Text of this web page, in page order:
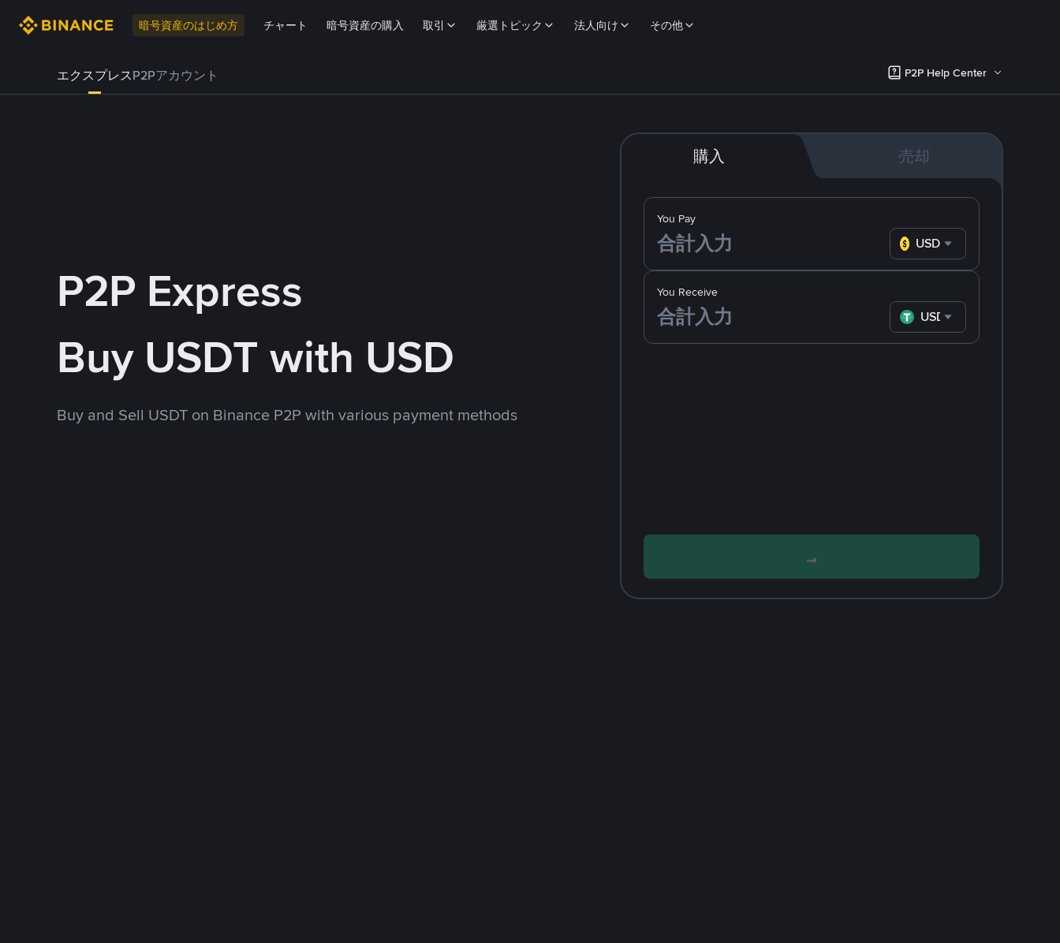
暗号資産のはじめ方 チャート 暗号資産の購入 取引 厳選トピック 法人向け その他
エクスプレスP2Pアカウント P2P Help Center
P2P Express
Buy USDT with USD
Buy and Sell USDT on Binance P2P with various payment methods
購入 売却
You Pay
USD
You Receive
USDT